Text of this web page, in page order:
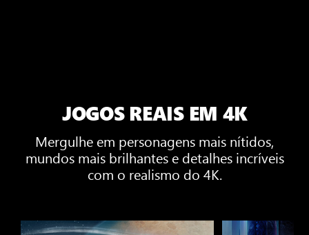
JOGOS REAIS EM 4K
Mergulhe em personagens mais nítidos,
mundos mais brilhantes e detalhes incríveis
com o realismo do 4K.